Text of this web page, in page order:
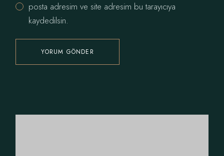
posta adresim ve site adresim bu tarayıcıya
kaydedilsin.
YORUM GÖNDER